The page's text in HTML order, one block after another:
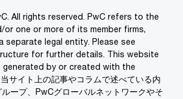
All rights reserved. PwC refers to the
or one or more of its member firms,
separate legal entity. Please see
for further details. This website
by or created with the
サイト上の記事やコラムで述べている内
ープ、PwCグローバルネットワークやそ